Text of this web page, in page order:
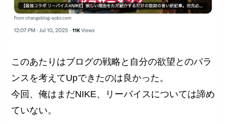
このあたりはブログの戦略と自分の欲望とのバラ
ンスを考えてUpできたのは良かった。
今回、俺はまだNIKE、リーバイスについては諦め
ていない。